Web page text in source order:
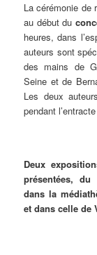
La cérémonie de
au début du
heures, dans
auteurs sont
des mains de
Seine et de
Les deux
pendant
Deux
présentées, du
dans la
et dans celle de